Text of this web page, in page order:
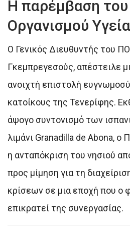
Η παρέμβαση
Οργανισμού
Ο Γενικός Διευθυντής του
Γκεμπρεγεσούς, απέστειλε
ανοιχτή επιστολή
κατοίκους της Τενερίφης.
άψογο συντονισμό των
λιμάνι Granadilla de Abona, ο
η ανταπόκριση του νησιού
προς μίμηση για τη
κρίσεων σε μια εποχή που ο
επικρατεί της συνεργασίας.